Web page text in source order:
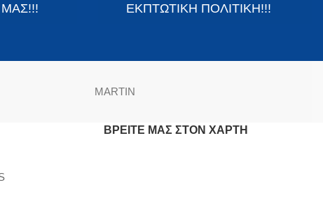
ΜΑΣ!!!
ΕΚΠΤΩΤΙΚΗ ΠΟΛΙΤΙΚΗ!!!
MARTIN
ΒΡΕΊΤΕ ΜΑΣ ΣΤΟΝ ΧΆΡΤΗ